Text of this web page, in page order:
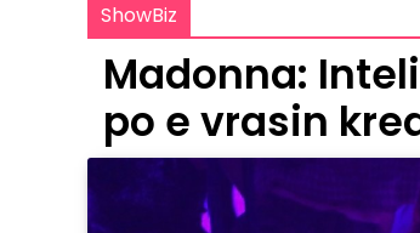
ShowBiz
Madonna:
po e vrasin